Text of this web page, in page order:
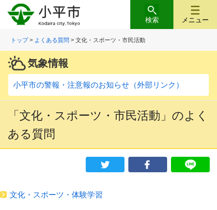
メニュー
検索
トップ> よくある質問 > 文化・スポーツ・市民活動
気象情報
小平市の警報・注意報のお知らせ（外部リンク）
「文化・スポーツ・市民活動」のよく
ある質問
文化・スポーツ・体験学習